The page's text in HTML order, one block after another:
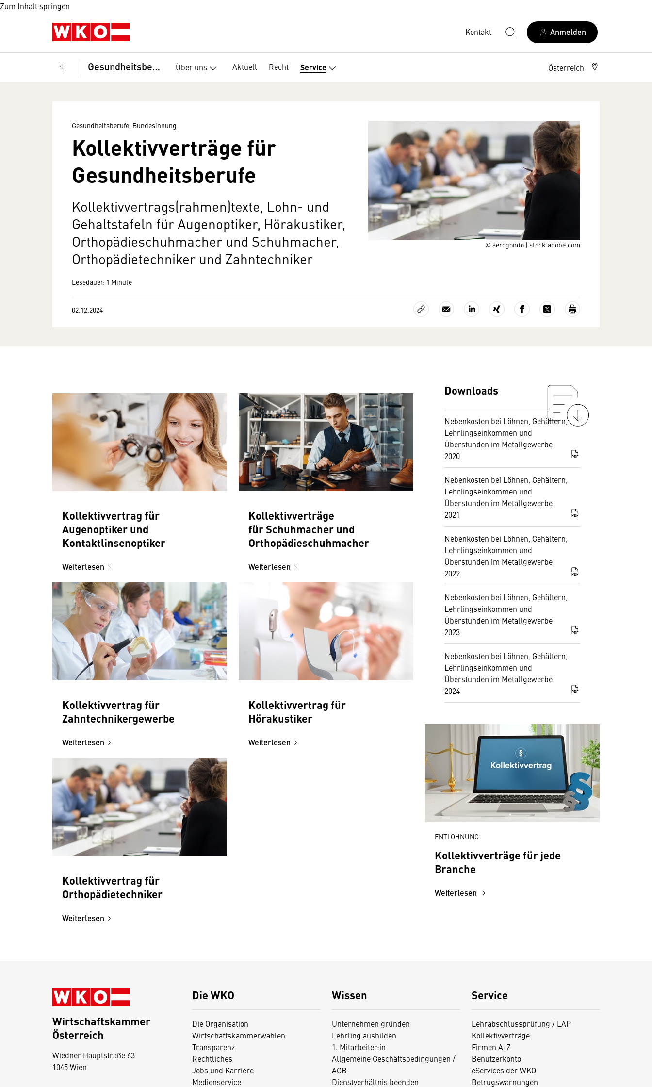
Zum Inhalt springen
Kontakt Anmelden
Gesundheitsberufe, Bundesinnung Über uns Aktuell Recht Service Österreich
© aerogondo | stock.adobe.com
Gesundheitsberufe, Bundesinnung
Kollektivverträge für
Gesundheitsberufe
Kollektivvertrags(rahmen)texte, Lohn- und
Gehaltstafeln für Augenoptiker, Hörakustiker,
Orthopädieschuhmacher und Schuhmacher,
Orthopädietechniker und Zahntechniker
Lesedauer: 1 Minute
02.12.2024
Kollektivvertrag für
Augenoptiker und
Kontaktlinsenoptiker
Weiterlesen
Kollektivverträge
für Schuhmacher und
Orthopädieschuhmacher
Weiterlesen
Kollektivvertrag für
Zahntechnikergewerbe
Weiterlesen
Kollektivvertrag für
Hörakustiker
Weiterlesen
Kollektivvertrag für
Orthopädietechniker
Weiterlesen
Downloads
Nebenkosten bei Löhnen, Gehältern,
Lehrlingseinkommen und
Überstunden im Metallgewerbe
2020
PDF
Nebenkosten bei Löhnen, Gehältern,
Lehrlingseinkommen und
Überstunden im Metallgewerbe
2021
PDF
Nebenkosten bei Löhnen, Gehältern,
Lehrlingseinkommen und
Überstunden im Metallgewerbe
2022
PDF
Nebenkosten bei Löhnen, Gehältern,
Lehrlingseinkommen und
Überstunden im Metallgewerbe
2023
PDF
Nebenkosten bei Löhnen, Gehältern,
Lehrlingseinkommen und
Überstunden im Metallgewerbe
2024
PDF
ENTLOHNUNG
Kollektivverträge für jede
Branche
Weiterlesen
Die WKO
Die Organisation
Wirtschaftskammerwahlen
Transparenz
Rechtliches
Jobs und Karriere
Medienservice
Wissen
Unternehmen gründen
Lehrling ausbilden
1. Mitarbeiter:in
Allgemeine Geschäftsbedingungen /
AGB
Dienstverhältnis beenden
Service
Lehrabschlussprüfung / LAP
Kollektivverträge
Firmen A-Z
Benutzerkonto
eServices der WKO
Betrugswarnungen
Wirtschaftskammer
Österreich
Wiedner Hauptstraße 63
1045 Wien